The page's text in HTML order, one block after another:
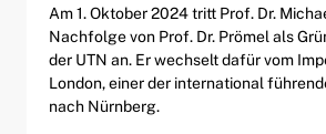
Am 1. Oktober 2024 tritt Prof. Dr.
Nachfolge von Prof. Dr. Prömel als
der UTN an. Er wechselt dafür vom
London, einer der international
nach Nürnberg.